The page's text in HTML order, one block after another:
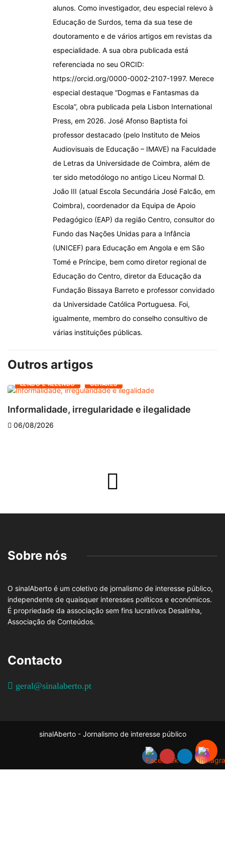
alunos. Como investigador, deu especial relevo à
Educação de Surdos, tema da sua tese de
doutoramento e de vários artigos em revistas da
especialidade. A sua obra publicada está
referenciada no seu ORCID:
https://orcid.org/0000-0002-2107-1997. Merece
especial destaque “Dogmas e Fantasmas da
Escola”, obra publicada pela Lisbon International
Press, em 2026. José Afonso Baptista foi
professor destacado (pelo Instituto de Meios
Audiovisuais de Educação – IMAVE) na Faculdade
de Letras da Universidade de Coimbra, além de
ter sido metodólogo no antigo Liceu Normal D.
João III (atual Escola Secundária José Falcão, em
Coimbra), coordenador da Equipa de Apoio
Pedagógico (EAP) da região Centro, consultor do
Fundo das Nações Unidas para a Infância
(UNICEF) para Educação em Angola e em São
Tomé e Príncipe, bem como diretor regional de
Educação do Centro, diretor da Educação da
Fundação Bissaya Barreto e professor convidado
da Universidade Católica Portuguesa. Foi,
igualmente, membro do conselho consultivo de
várias instituições públicas.
Outros artigos
LENDO E RELENDO OLHARES
Informalidade, irregularidade e ilegalidade
06/08/2026
Sobre nós
O sinalAberto é um coletivo de jornalismo de interesse público,
independente de quaisquer interesses políticos e económicos.
É propriedade da associação sem fins lucrativos Desalinha,
Associação de Conteúdos.
Contacto
geral@sinalaberto.pt
sinalAberto - Jornalismo de interesse público